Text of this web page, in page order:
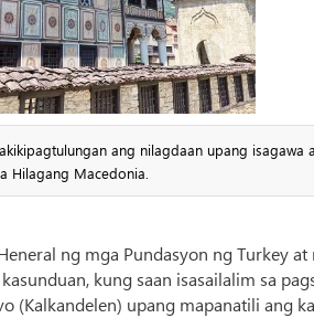
ang nilagdaan upang
Hilagang Macedonia.
ng mga Pundasyon ng Turkey
kung saan isasailalim sa
(Kalkandelen) upang mapanatili ang